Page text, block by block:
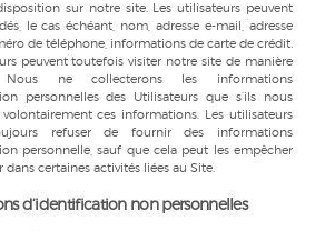
sur notre site. Les utilisateurs peuvent
le cas échéant, nom, adresse e-mail, adresse
de téléphone, informations de carte de crédit.
peuvent toutefois visiter notre site de manière
Nous ne collecterons les informations
personnelles des Utilisateurs que s’ils nous
ces informations. Les utilisateurs
refuser de fournir des informations
personnelle, sauf que cela peut les empêcher
dans certaines activités liées au Site.
d’identification non personnelles